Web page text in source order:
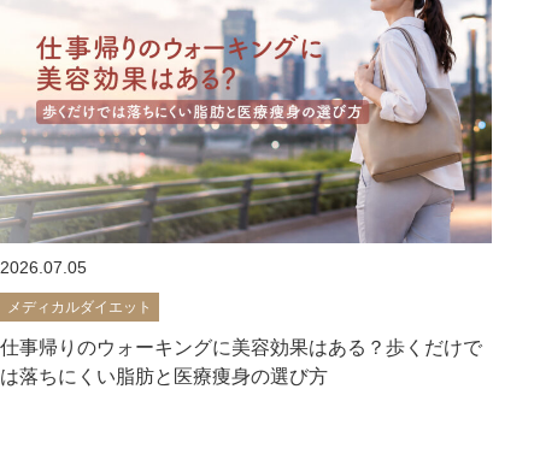
2026.07.05
メディカルダイエット
仕事帰りのウォーキングに美容効果はある？歩くだけで
は落ちにくい脂肪と医療痩身の選び方